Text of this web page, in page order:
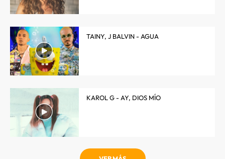
TAINY, J BALVIN - AGUA
KAROL G - AY, DIOS MÍO